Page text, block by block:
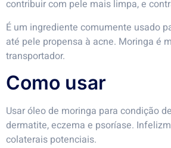
contribuir com pele mais limpa, e
É um ingrediente comumente usado
até pele propensa à acne. Moringa é
transportador.
Como usar
Usar óleo de moringa para condição
dermatite, eczema e psoríase.
colaterais potenciais.